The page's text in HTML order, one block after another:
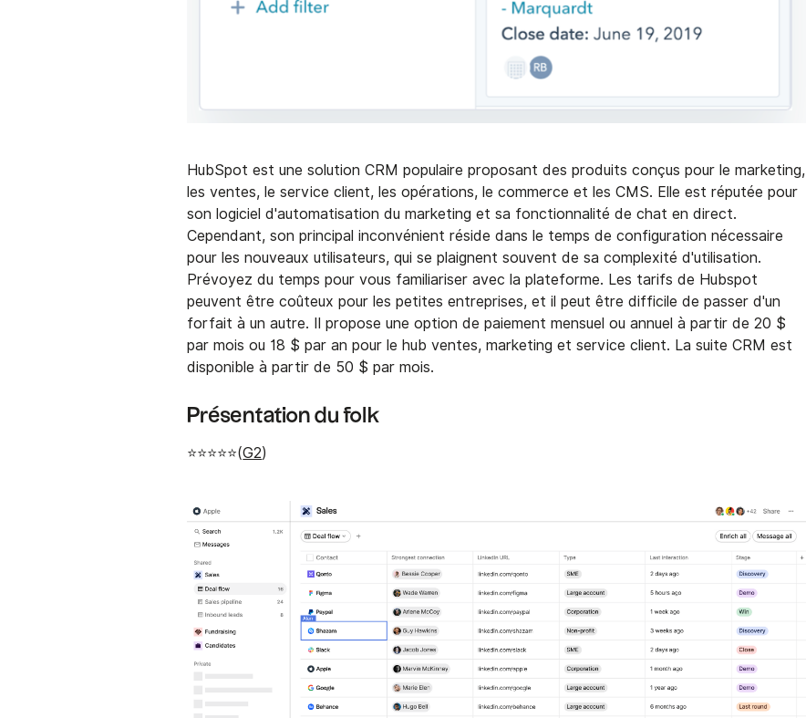
HubSpot est une solution CRM populaire proposant des produits conçus pour le marketing,
les ventes, le service client, les opérations, le commerce et les CMS. Elle est réputée pour
son logiciel d'automatisation du marketing et sa fonctionnalité de chat en direct.
Cependant, son principal inconvénient réside dans le temps de configuration nécessaire
pour les nouveaux utilisateurs, qui se plaignent souvent de sa complexité d'utilisation.
Prévoyez du temps pour vous familiariser avec la plateforme. Les tarifs de Hubspot
peuvent être coûteux pour les petites entreprises, et il peut être difficile de passer d'un
forfait à un autre. Il propose une option de paiement mensuel ou annuel à partir de 20 $
par mois ou 18 $ par an pour le hub ventes, marketing et service client. La suite CRM est
disponible à partir de 50 $ par mois.
Présentation du folk
⭐⭐⭐⭐⭐(G2)